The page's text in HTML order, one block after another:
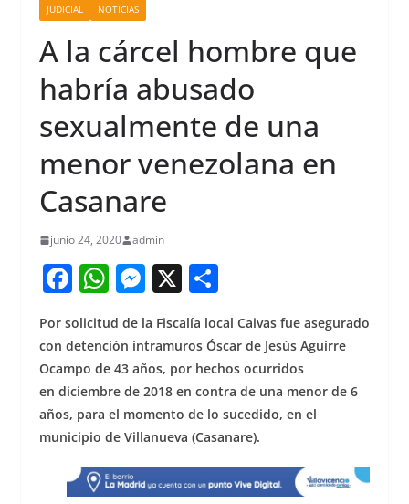
JUDICIAL NOTICIAS
A la cárcel hombre que
habría abusado
sexualmente de una
menor venezolana en
Casanare
junio 24, 2020 admin
F
a
c
e
b
o
o
k
W
h
at
s
A
p
p
M
ss
e
n
g
er
X S
h
ar
e
Por solicitud de la Fiscalía local Caivas fue asegurado
con detención intramuros Óscar de Jesús Aguirre
Ocampo de 43 años, por hechos ocurridos
en diciembre de 2018 en contra de una menor de 6
años, para el momento de lo sucedido, en el
municipio de Villanueva (Casanare).